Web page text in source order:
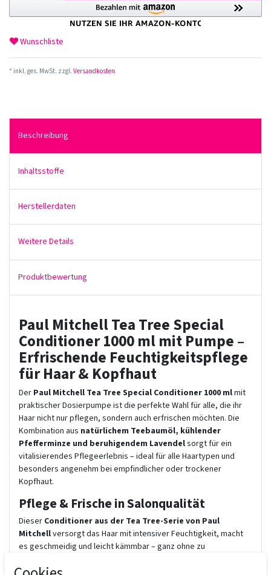
Wunschliste
* inkl. ges. MwSt. zzgl. Versandkosten
Beschreibung
Inhaltsstoffe
Herstellerdaten
Weitere Details
Produktbewertung
Paul Mitchell Tea Tree Special
Conditioner 1000 ml mit Pumpe –
Erfrischende Feuchtigkeitspflege
für Haar & Kopfhaut
Der Paul Mitchell Tea Tree Special Conditioner 1000 mlmit
praktischer Dosierpumpe ist die perfekte Wahl für alle, die ihr
Haar nicht nur pflegen, sondern auch erfrischen möchten. Die
Kombination aus natürlichem Teebaumöl, kühlender
Pfefferminze und beruhigendem Lavendelsorgt für ein
vitalisierendes Pflegeerlebnis – ideal für alle Haartypen und
besonders angenehm bei empfindlicher oder trockener
Kopfhaut.
Pflege & Frische in Salonqualität
Dieser Conditioner aus der Tea Tree-Serie von Paul
Mitchellversorgt das Haar mit intensiver Feuchtigkeit, macht
es geschmeidig und leicht kämmbar – ganz ohne zu
ätherischen Ölen die Sinne und verleiht Haar und Kopfhaut ein